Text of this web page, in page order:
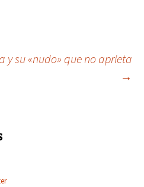
y su «nudo» que no aprieta
→